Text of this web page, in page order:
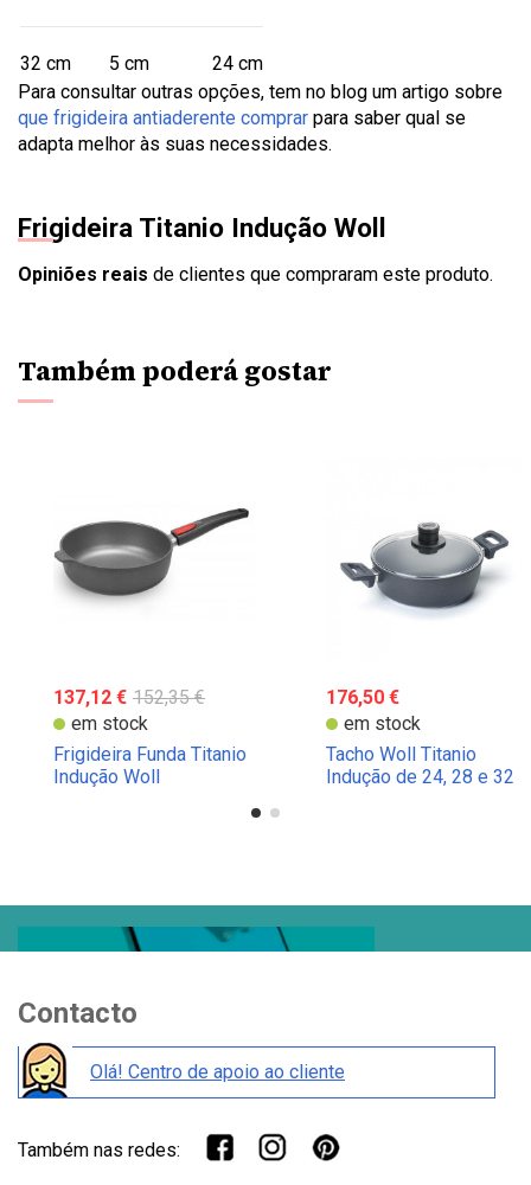
32 cm 5 cm
24 cm
Para consultar outras opções, tem no blog um artigo sobre
que frigideira antiaderente comprar para saber qual se
adapta melhor às suas necessidades.
Frigideira Titanio Indução Woll
Opiniões reais de clientes que compraram este produto.
Também poderá gostar
137,12 € 152,35 €
em stock
Frigideira Funda Titanio
Indução Woll
176,50 €
em stock
Tacho Woll Titanio
Indução de 24, 28 e 32
Contacto
Olá! Centro de apoio ao cliente
Também nas redes: